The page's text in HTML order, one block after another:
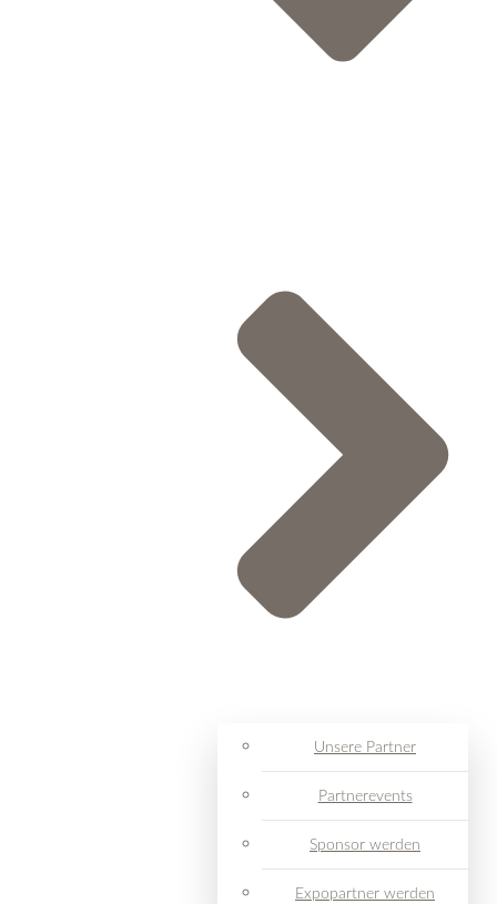
Unsere Partner
Partnerevents
Sponsor werden
Expopartner werden